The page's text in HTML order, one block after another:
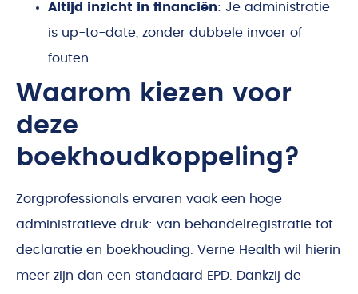
Altijd inzicht in financiën: Je administratie
is up-to-date, zonder dubbele invoer of
fouten.
Waarom kiezen voor
deze
boekhoudkoppeling?
Zorgprofessionals ervaren vaak een hoge
administratieve druk: van behandelregistratie tot
declaratie en boekhouding. Verne Health wil hierin
meer zijn dan een standaard EPD. Dankzij de